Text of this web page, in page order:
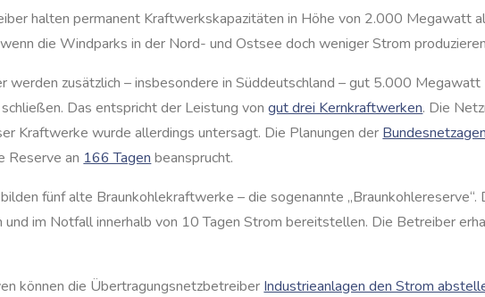
halten permanent Kraftwerkskapazitäten in Höhe von 2.000 Megawatt
die Windparks in der Nord- und Ostsee doch weniger Strom
werden zusätzlich – insbesondere in Süddeutschland – gut 5.000
Das entspricht der Leistung vongut drei Kernkraftwerken. Die
Kraftwerke wurde allerdings untersagt. Die Planungen der
Reserve an 166 Tagen beansprucht.
fünf alte Braunkohlekraftwerke – die sogenannte
im Notfall innerhalb von 10 Tagen Strom bereitstellen. Die Betreiber
können die Übertragungsnetzbetreiber Industrieanlagen den Strom